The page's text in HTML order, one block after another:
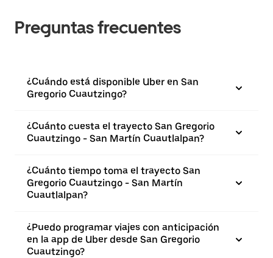
Preguntas frecuentes
¿Cuándo está disponible Uber en San
Gregorio Cuautzingo?
¿Cuánto cuesta el trayecto San Gregorio
Cuautzingo - San Martín Cuautlalpan?
¿Cuánto tiempo toma el trayecto San
Gregorio Cuautzingo - San Martín
Cuautlalpan?
¿Puedo programar viajes con anticipación
en la app de Uber desde San Gregorio
Cuautzingo?